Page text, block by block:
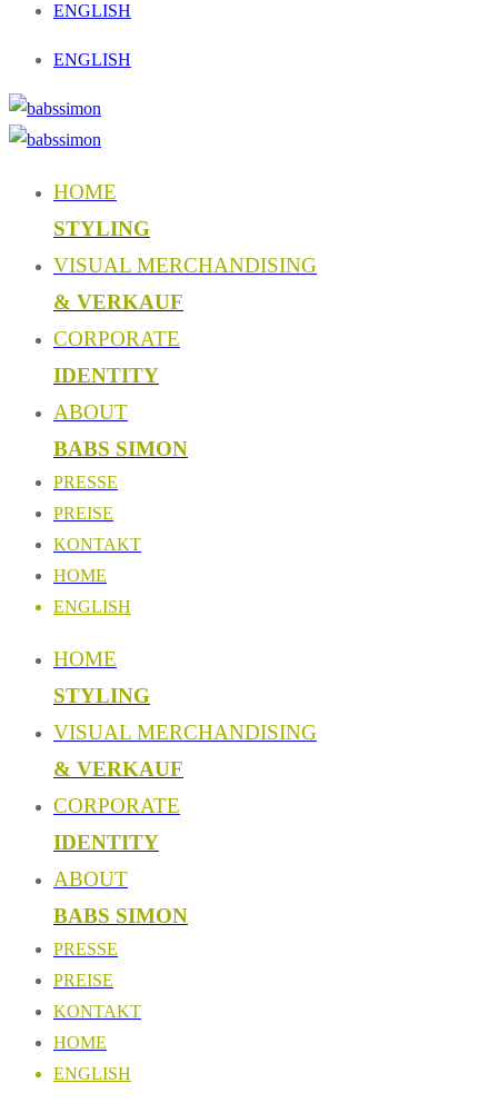
ENGLISH
ENGLISH
HOME
STYLING
VISUAL MERCHANDISING
& VERKAUF
CORPORATE
IDENTITY
ABOUT
BABS SIMON
PRESSE
PREISE
KONTAKT
HOME
ENGLISH
HOME
STYLING
VISUAL MERCHANDISING
& VERKAUF
CORPORATE
IDENTITY
ABOUT
BABS SIMON
PRESSE
PREISE
KONTAKT
HOME
ENGLISH